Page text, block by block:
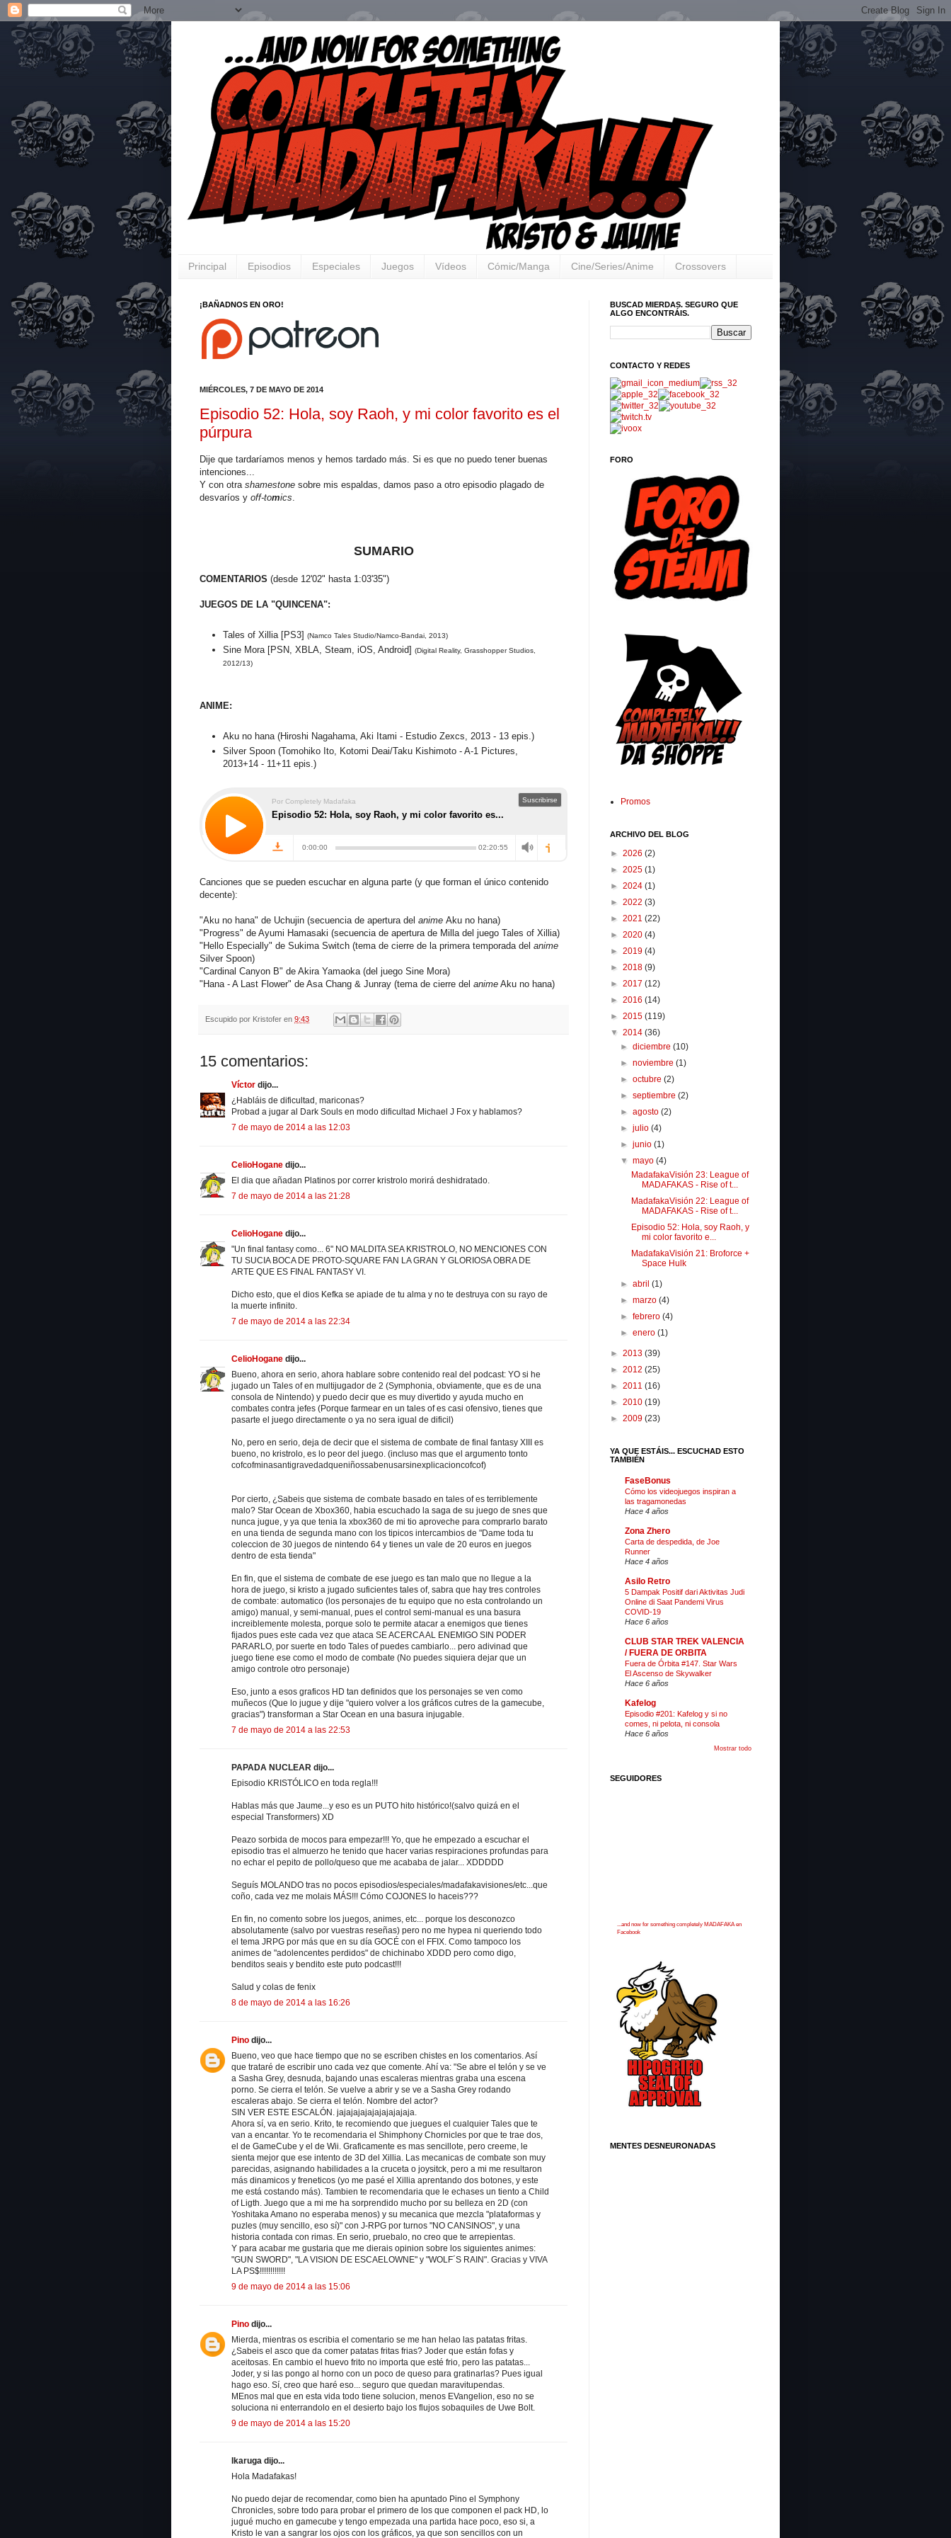
Principal Episodios Especiales Juegos Vídeos Cómic/Manga Cine/Series/Anime Crossovers
¡BAÑADNOS EN ORO!
MIÉRCOLES, 7 DE MAYO DE 2014
Episodio 52: Hola, soy Raoh, y mi color favorito es el
púrpura
Dije que tardaríamos menos y hemos tardado más. Si es que no puedo tener buenas
intenciones...
Y con otra shamestone sobre mis espaldas, damos paso a otro episodio plagado de
desvaríos y off-tomics.
SUMARIO
COMENTARIOS (desde 12'02" hasta 1:03'35")
JUEGOS DE LA "QUINCENA":
Tales of Xillia [PS3] (Namco Tales Studio/Namco-Bandai, 2013)
Sine Mora [PSN, XBLA, Steam, iOS, Android] (Digital Reality, Grasshopper Studios,
2012/13)
ANIME:
Aku no hana (Hiroshi Nagahama, Aki Itami - Estudio Zexcs, 2013 - 13 epis.)
Silver Spoon (Tomohiko Ito, Kotomi Deai/Taku Kishimoto - A-1 Pictures,
2013+14 - 11+11 epis.)
Canciones que se pueden escuchar en alguna parte (y que forman el único contenido
decente):
"Aku no hana" de Uchujin (secuencia de apertura del anime Aku no hana)
"Progress" de Ayumi Hamasaki (secuencia de apertura de Milla del juego Tales of Xillia)
"Hello Especially" de Sukima Switch (tema de cierre de la primera temporada del anime
Silver Spoon)
"Cardinal Canyon B" de Akira Yamaoka (del juego Sine Mora)
"Hana - A Last Flower" de Asa Chang & Junray (tema de cierre del anime Aku no hana)
Escupido por Kristofer en 9:43
15 comentarios:
Víctor dijo...
¿Habláis de dificultad, mariconas?
Probad a jugar al Dark Souls en modo dificultad Michael J Fox y hablamos?
7 de mayo de 2014 a las 12:03
CelioHogane dijo...
El dia que añadan Platinos por correr kristrolo morirá deshidratado.
7 de mayo de 2014 a las 21:28
CelioHogane dijo...
"Un final fantasy como... 6" NO MALDITA SEA KRISTROLO, NO MENCIONES CON
TU SUCIA BOCA DE PROTO-SQUARE FAN LA GRAN Y GLORIOSA OBRA DE
ARTE QUE ES FINAL FANTASY VI.
Dicho esto, que el dios Kefka se apiade de tu alma y no te destruya con su rayo de
la muerte infinito.
7 de mayo de 2014 a las 22:34
CelioHogane dijo...
Bueno, ahora en serio, ahora hablare sobre contenido real del podcast: YO si he
jugado un Tales of en multijugador de 2 (Symphonia, obviamente, que es de una
consola de Nintendo) y puedo decir que es muy divertido y ayuda mucho en
combates contra jefes (Porque farmear en un tales of es casi ofensivo, tienes que
pasarte el juego directamente o ya no sera igual de dificil)
No, pero en serio, deja de decir que el sistema de combate de final fantasy XIII es
bueno, no kristrolo, es lo peor del juego. (incluso mas que el argumento tonto
cofcofminasantigravedadqueniñossabenusarsinexplicacioncofcof)
Por cierto, ¿Sabeis que sistema de combate basado en tales of es terriblemente
malo? Star Ocean de Xbox360, habia escuchado la saga de su juego de snes que
nunca jugue, y ya que tenia la xbox360 de mi tio aproveche para comprarlo barato
en una tienda de segunda mano con los tipicos intercambios de "Dame toda tu
coleccion de 30 juegos de nintendo 64 y tienes un vale de 20 euros en juegos
dentro de esta tienda"
En fin, que el sistema de combate de ese juego es tan malo que no llegue a la
hora de juego, si kristo a jugado suficientes tales of, sabra que hay tres controles
de combate: automatico (los personajes de tu equipo que no esta controlando un
amigo) manual, y semi-manual, pues el control semi-manual es una basura
increiblemente molesta, porque solo te permite atacar a enemigos que tienes
fijados pues este cada vez que ataca SE ACERCA AL ENEMIGO SIN PODER
PARARLO, por suerte en todo Tales of puedes cambiarlo... pero adivinad que
juego tiene ese como el modo de combate (No puedes siquiera dejar que un
amigo controle otro personaje)
Eso, junto a esos graficos HD tan definidos que los personajes se ven como
muñecos (Que lo jugue y dije "quiero volver a los gráficos cutres de la gamecube,
gracias") transforman a Star Ocean en una basura injugable.
7 de mayo de 2014 a las 22:53
PAPADA NUCLEAR dijo...
Episodio KRISTÓLICO en toda regla!!!
Hablas más que Jaume...y eso es un PUTO hito histórico!(salvo quizá en el
especial Transformers) XD
Peazo sorbida de mocos para empezar!!! Yo, que he empezado a escuchar el
episodio tras el almuerzo he tenido que hacer varias respiraciones profundas para
no echar el pepito de pollo/queso que me acababa de jalar... XDDDDD
Seguís MOLANDO tras no pocos episodios/especiales/madafakavisiones/etc...que
coño, cada vez me molais MÁS!!! Cómo COJONES lo haceis???
En fin, no comento sobre los juegos, animes, etc... porque los desconozco
absolutamente (salvo por vuestras reseñas) pero no me hypea ni queriendo todo
el tema JRPG por más que en su día GOCÉ con el FFIX. Como tampoco los
animes de "adolencentes perdidos" de chichinabo XDDD pero como digo,
benditos seais y bendito este puto podcast!!!
Salud y colas de fenix
8 de mayo de 2014 a las 16:26
Pino dijo...
Bueno, veo que hace tiempo que no se escriben chistes en los comentarios. Así
que trataré de escribir uno cada vez que comente. Ahí va: "Se abre el telón y se ve
a Sasha Grey, desnuda, bajando unas escaleras mientras graba una escena
porno. Se cierra el telón. Se vuelve a abrir y se ve a Sasha Grey rodando
escaleras abajo. Se cierra el telón. Nombre del actor?
SIN VER ESTE ESCALÓN. jajajajajajajajajajaja.
Ahora sí, va en serio. Krito, te recomiendo que juegues el cualquier Tales que te
van a encantar. Yo te recomendaria el Shimphony Chornicles por que te trae dos,
el de GameCube y el de Wii. Graficamente es mas sencillote, pero creeme, le
sienta mejor que ese intento de 3D del Xillia. Las mecanicas de combate son muy
parecidas, asignando habilidades a la cruceta o joysitck, pero a mi me resultaron
más dinamicos y freneticos (yo me pasé el Xillia aprentando dos botones, y este
me está costando más). Tambien te recomendaria que le echases un tiento a Child
of Ligth. Juego que a mi me ha sorprendido mucho por su belleza en 2D (con
Yoshitaka Amano no esperaba menos) y su mecanica que mezcla "plataformas y
puzles (muy sencillo, eso sí)" con J-RPG por turnos "NO CANSINOS", y una
historia contada con rimas. En serio, pruebalo, no creo que te arrepientas.
Y para acabar me gustaria que me dierais opinion sobre los siguientes animes:
"GUN SWORD", "LA VISION DE ESCAELOWNE" y "WOLF´S RAIN". Gracias y VIVA
LA PS$!!!!!!!!!!!!
9 de mayo de 2014 a las 15:06
Pino dijo...
Mierda, mientras os escribia el comentario se me han helao las patatas fritas.
¿Sabeis el asco que da comer patatas fritas frias? Joder que están fofas y
aceitosas. En cambio el huevo frito no importa que esté frio, pero las patatas...
Joder, y si las pongo al horno con un poco de queso para gratinarlas? Pues igual
hago eso. Sí, creo que haré eso... seguro que quedan maravitupendas.
MEnos mal que en esta vida todo tiene solucion, menos EVangelion, eso no se
soluciona ni enterrandolo en el desierto bajo los flujos sobaquiles de Uwe Bolt.
9 de mayo de 2014 a las 15:20
Ikaruga dijo...
Hola Madafakas!
No puedo dejar de recomendar, como bien ha apuntado Pino el Symphony
Chronicles, sobre todo para probar el primero de los que componen el pack HD, lo
jugué mucho en gamecube y tengo empezada una partida hace poco, eso si, a
Kristo le van a sangrar los ojos con los gráficos, ya que son sencillos con un
BUSCAD MIERDAS. SEGURO QUE
ALGO ENCONTRÁIS.
CONTACTO Y REDES
FORO
Promos
ARCHIVO DEL BLOG
► 2026 (2)
► 2025 (1)
► 2024 (1)
► 2022 (3)
► 2021 (22)
► 2020 (4)
► 2019 (4)
► 2018 (9)
► 2017 (12)
► 2016 (14)
► 2015 (119)
▼ 2014 (36)
►diciembre(10)
►noviembre(1)
►octubre(2)
►septiembre(2)
►agosto(2)
►julio(4)
►junio(1)
▼mayo(4)
MadafakaVisión 23: League of
MADAFAKAS - Rise of t...
MadafakaVisión 22: League of
MADAFAKAS - Rise of t...
Episodio 52: Hola, soy Raoh, y
mi color favorito e...
MadafakaVisión 21: Broforce +
Space Hulk
►abril(1)
►marzo(4)
►febrero(4)
►enero(1)
► 2013 (39)
► 2012 (25)
► 2011 (16)
► 2010 (19)
► 2009 (23)
YA QUE ESTÁIS... ESCUCHAD ESTO
TAMBIÉN
FaseBonus
Cómo los videojuegos inspiran a
las tragamonedas
Hace 4 años
Zona Zhero
Carta de despedida, de Joe
Runner
Hace 4 años
Asilo Retro
5 Dampak Positif dari Aktivitas Judi
Online di Saat Pandemi Virus
COVID-19
Hace 6 años
CLUB STAR TREK VALENCIA
/ FUERA DE ORBITA
Fuera de Órbita #147. Star Wars
El Ascenso de Skywalker
Hace 6 años
Kafelog
Episodio #201: Kafelog y si no
comes, ni pelota, ni consola
Hace 6 años
Mostrar todo
SEGUIDORES
...and now for something completely MADAFAKA en
Facebook
MENTES DESNEURONADAS